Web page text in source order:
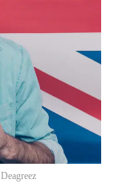
Deagreez